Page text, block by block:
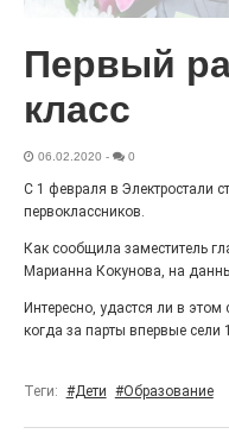
Выставка «Палитра
себе Выставочный
27.07.2026
Первый
класс
06.02.2020 - 0
С 1 февраля в Электростали
первоклассников.
Как сообщила заместитель
Марианна Кокунова, на
Интересно, удастся ли в
когда за парты впервые
Теги: #Дети #Образование